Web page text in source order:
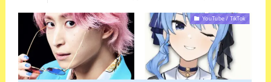
YouTube / TikTok